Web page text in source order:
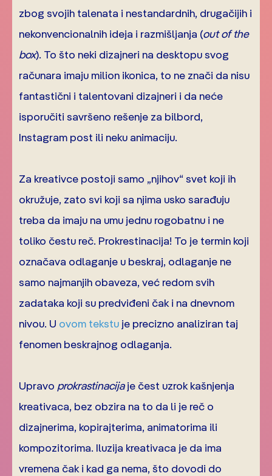
zbog svojih talenata i nestandardnih, drugačijih i
nekonvencionalnih ideja i razmišljanja (out of the
box). To što neki dizajneri na desktopu svog
računara imaju milion ikonica, to ne znači da nisu
fantastični i talentovani dizajneri i da neće
isporučiti savršeno rešenje za bilbord,
Instagram post ili neku animaciju.
Za kreativce postoji samo „njihov“ svet koji ih
okružuje, zato svi koji sa njima usko sarađuju
treba da imaju na umu jednu rogobatnu i ne
toliko čestu reč. Prokrestinacija! To je termin koji
označava odlaganje u beskraj, odlaganje ne
samo najmanjih obaveza, već redom svih
zadataka koji su predviđeni čak i na dnevnom
nivou. U ovom tekstu je precizno analiziran taj
fenomen beskrajnog odlaganja.
Upravo prokrastinacijaje čest uzrok kašnjenja
kreativaca, bez obzira na to da li je reč o
dizajnerima, kopirajterima, animatorima ili
kompozitorima. Iluzija kreativaca je da ima
vremena čak i kad ga nema, što dovodi do